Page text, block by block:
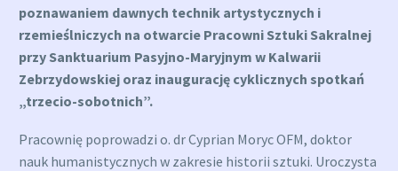
poznawaniem dawnych technik artystycznych i
rzemieślniczych na otwarcie Pracowni Sztuki Sakralnej
przy Sanktuarium Pasyjno-Maryjnym w Kalwarii
Zebrzydowskiej oraz inaugurację cyklicznych spotkań
„trzecio-sobotnich”.
Pracownię poprowadzi o. dr Cyprian Moryc OFM, doktor
nauk humanistycznych w zakresie historii sztuki. Uroczysta